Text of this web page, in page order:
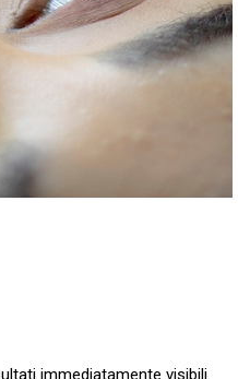
immediatamente visibili.